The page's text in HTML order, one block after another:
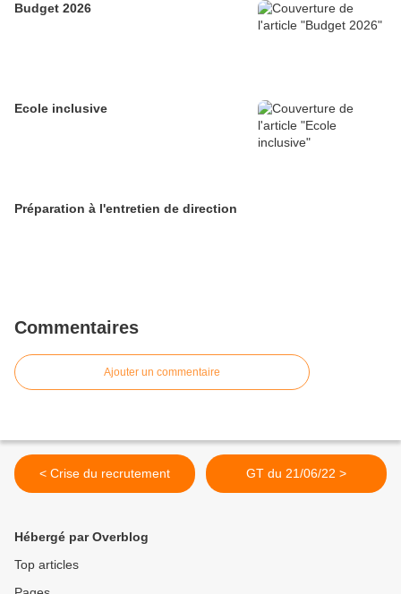
Budget 2026
Ecole inclusive
Préparation à l'entretien de direction
Commentaires
Ajouter un commentaire
< Crise du recrutement GT du 21/06/22 >
Hébergé par Overblog
Top articles